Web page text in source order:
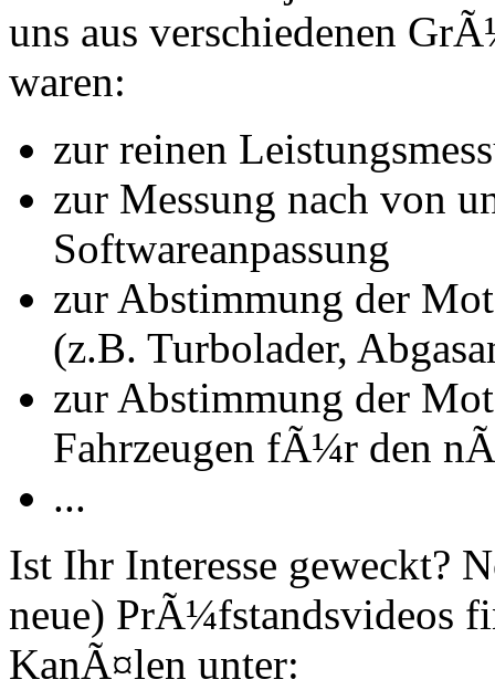
uns aus verschiedenen
waren:
zur reinen
zur Messung nach von
Softwareanpassung
zur Abstimmung der
(z.B. Turbolader,
zur Abstimmung der
Fahrzeugen fÃ¼r den
...
Ist Ihr Interesse geweckt?
neue) PrÃ¼fstandsvideos
KanÃ¤len unter: